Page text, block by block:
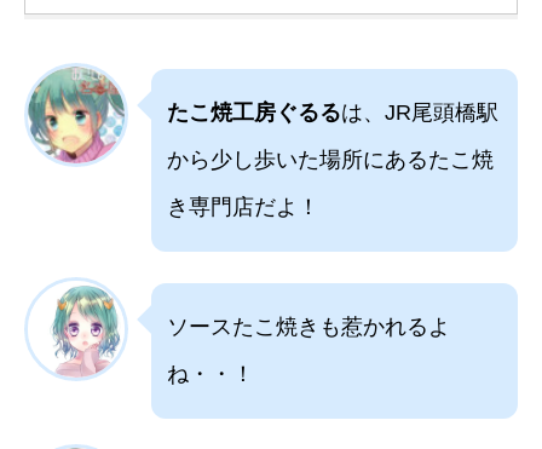
たこ焼工房ぐるるは、JR尾頭橋駅
から少し歩いた場所にあるたこ焼
き専門店だよ！
ソースたこ焼きも惹かれるよ
ね・・！